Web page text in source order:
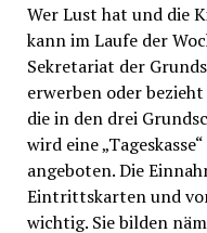
Wer Lust hat und die
kann im Laufe der
Sekretariat der
erwerben oder
die in den drei
wird eine
angeboten. Die
Eintrittskarten und
wichtig. Sie bilden